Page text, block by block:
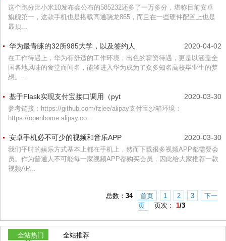
这个跑分比小米10发布会公布的585232还多了一万多分，堪称目前安卓
旗舰第一，这款手机也是搭载高通骁龙865，而且在一些硬件配置上也是
最顶...
2020-04-02
华为最青睐的32所985大学，以及签约人
在工作待遇上，华为有舒适的工作环境，出色的薪资待遇，更是以涵盖全
国各地风味的食堂而闻名，能够进入华为成为了众多知名高校毕业生的梦
想。...
2020-03-30
基于Flask实现支付宝接口调用（pyt
参考链接：https://github.com/fzlee/alipay支付宝沙箱环境：
https://openhome.alipay.co...
2020-03-30
安卓手机必不可少的视频和音乐APP
我们平时的娱乐方式基本上都在手机上，然而下载很多视频APP都需要会
员。作为普通人不可能每一家视频APP都购买会员，因此给大家推荐一款
视频AP...
总数： 34 首页 1 2 3
下一
页
页次： 1/3
全站热门 全站推荐